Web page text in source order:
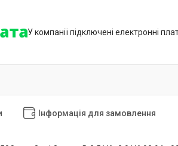
У компанії підключені електронні
Інформація для замовлення